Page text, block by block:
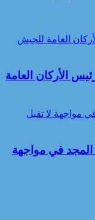
العامة للجيش
الأركان العامة
مواجهة لا تقبل
المجد في مواجهة